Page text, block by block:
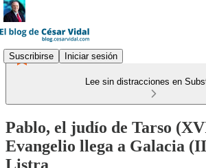
Suscribirse Iniciar sesión
Lee sin distracciones en
Pablo, el judío de Tarso
Evangelio llega a Galacia